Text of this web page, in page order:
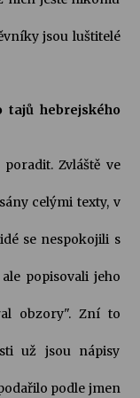
jsou luštitelé
tajů hebrejského
Zvláště ve
celými texty, v
se nespokojili s
popisovali jeho
obzory". Zní to
už jsou nápisy
podle jmen